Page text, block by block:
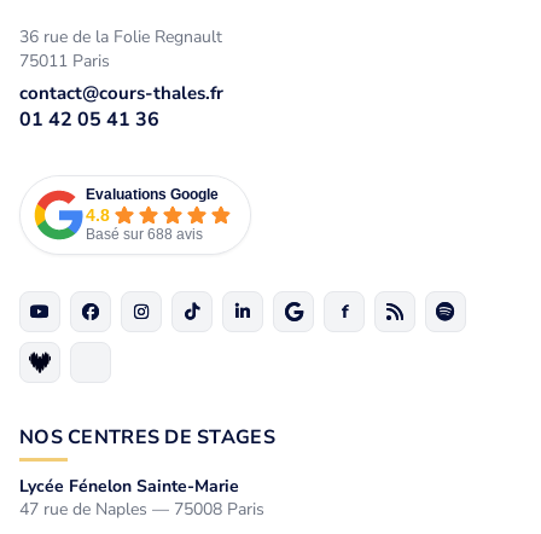
36 rue de la Folie Regnault
75011 Paris
contact@cours-thales.fr
01 42 05 41 36
Evaluations Google
4.8
Basé sur 688 avis
NOS CENTRES DE STAGES
Lycée Fénelon Sainte-Marie
47 rue de Naples — 75008 Paris